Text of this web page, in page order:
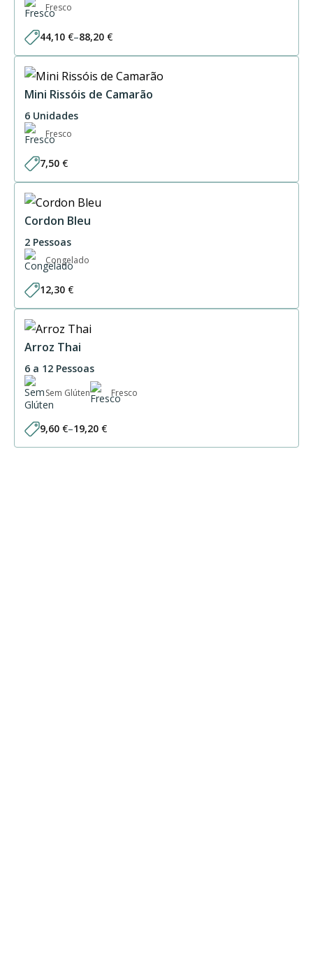
Fresco
44,10 €–88,20 €
Price
range:
through
88,20 €
Mini Rissóis de Camarão
6 Unidades
Fresco
7,50 €
Cordon Bleu
2 Pessoas
Congelado
12,30 €
Arroz Thai
6 a 12 Pessoas
Sem Glúten Fresco
9,60 €–19,20 €
Price
range: